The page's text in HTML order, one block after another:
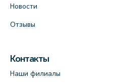
Новости
Отзывы
Контакты
Наши филиалы